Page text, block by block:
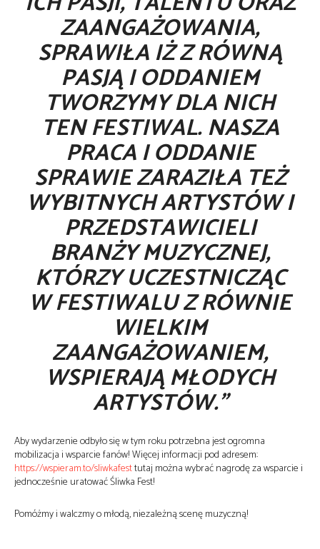
ZAANGAŻOWANIA,
SPRAWIŁA IŻ Z RÓWNĄ
PASJĄ I ODDANIEM
TWORZYMY DLA NICH
TEN FESTIWAL. NASZA
PRACA I ODDANIE
SPRAWIE ZARAZIŁA TEŻ
WYBITNYCH ARTYSTÓW I
PRZEDSTAWICIELI
BRANŻY MUZYCZNEJ,
KTÓRZY UCZESTNICZĄC
W FESTIWALU Z RÓWNIE
WIELKIM
ZAANGAŻOWANIEM,
WSPIERAJĄ MŁODYCH
ARTYSTÓW.”
Aby wydarzenie odbyło się w tym roku potrzebna jest ogromna
mobilizacja i wsparcie fanów! Więcej informacji pod adresem:
https://wspieram.to/sliwkafesttutaj można wybrać nagrodę za wsparcie i
jednocześnie uratować Śliwka Fest!
Pomóżmy i walczmy o młodą, niezależną scenę muzyczną!